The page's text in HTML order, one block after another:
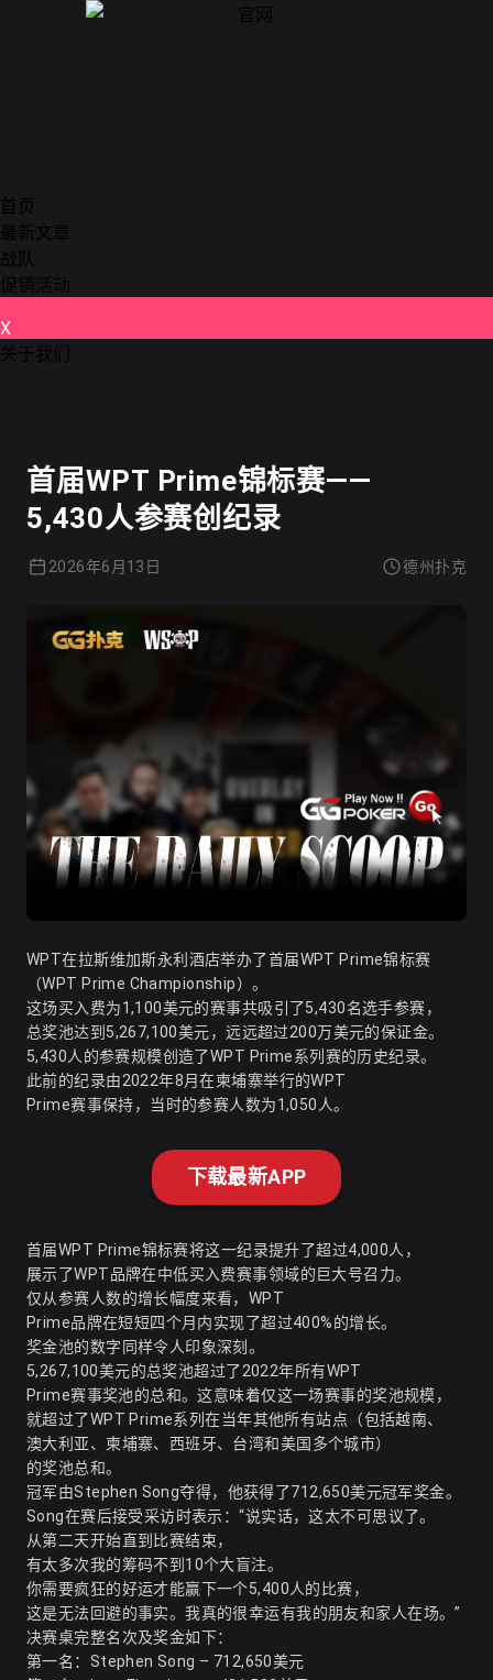
首页
最新文章
战队
促销活动
X
关于我们
首届WPT Prime锦标赛——
5,430人参赛创纪录
2026年6月13日 德州扑克
WPT在拉斯维加斯永利酒店举办了首届WPT Prime锦标赛
（WPT Prime Championship）。
这场买入费为1,100美元的赛事共吸引了5,430名选手参赛，
总奖池达到5,267,100美元，远远超过200万美元的保证金。
5,430人的参赛规模创造了WPT Prime系列赛的历史纪录。
此前的纪录由2022年8月在柬埔寨举行的WPT
Prime赛事保持，当时的参赛人数为1,050人。
下载最新APP
首届WPT Prime锦标赛将这一纪录提升了超过4,000人，
展示了WPT品牌在中低买入费赛事领域的巨大号召力。
仅从参赛人数的增长幅度来看，WPT
Prime品牌在短短四个月内实现了超过400%的增长。
奖金池的数字同样令人印象深刻。
5,267,100美元的总奖池超过了2022年所有WPT
Prime赛事奖池的总和。这意味着仅这一场赛事的奖池规模，
就超过了WPT Prime系列在当年其他所有站点（包括越南、
澳大利亚、柬埔寨、西班牙、台湾和美国多个城市）
的奖池总和。
冠军由Stephen Song夺得，他获得了712,650美元冠军奖金。
Song在赛后接受采访时表示：“说实话，这太不可思议了。
从第二天开始直到比赛结束，
有太多次我的筹码不到10个大盲注。
你需要疯狂的好运才能赢下一个5,400人的比赛，
这是无法回避的事实。我真的很幸运有我的朋友和家人在场。”
决赛桌完整名次及奖金如下：
第一名：Stephen Song – 712,650美元